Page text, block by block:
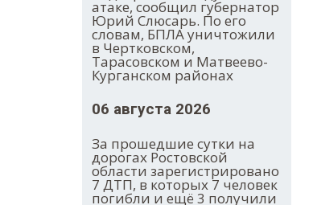
атаке, сообщил губернатор
Юрий Слюсарь. По его
словам, БПЛА уничтожили
в Чертковском,
Тарасовском и Матвеево-
Курганском районах
06 августа 2026
За прошедшие сутки на
дорогах Ростовской
области зарегистрировано
7 ДТП, в которых 7 человек
погибли и ещё 3 получили